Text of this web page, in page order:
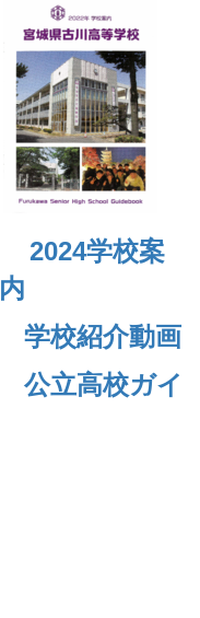
2024学校案
内
学校紹介動画
公立高校ガイ